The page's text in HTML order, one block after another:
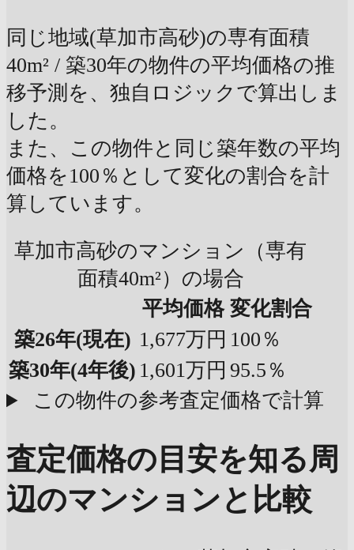
同じ地域(草加市高砂)の専有面積
40m² / 築30年の物件の平均価格の推
移予測を、独自ロジックで算出しま
した。
また、この物件と同じ築年数の平均
価格を100％として変化の割合を計
算しています。
草加市高砂のマンション（専有
面積40m²）の場合
平均価格 変化割合
築26年(現在) 1,677万円 100％
築30年(4年後) 1,601万円 95.5％
この物件の参考査定価格で計算
査定価格の目安を知る周
辺のマンションと比較